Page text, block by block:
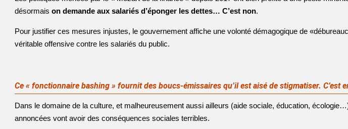
désormais on demande aux salariés d’éponger les dettes… C’est non.
Pour justifier ces mesures injustes, le gouvernement affiche une volonté démagogique de
véritable offensive contre les salariés du public.
Ce « fonctionnaire bashing » fournit des boucs-émissaires qu’il est aisé de stigmatiser. C’est
Dans le domaine de la culture, et malheureusement aussi ailleurs (aide sociale, éducation,
annoncées vont avoir des conséquences sociales terribles.